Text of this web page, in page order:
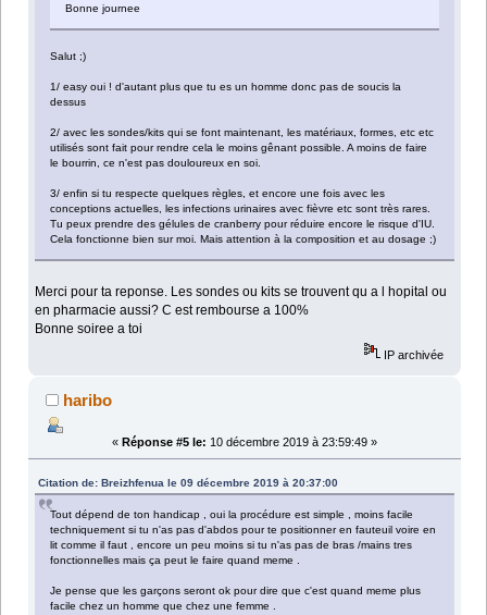
Bonne journee
Salut ;)
1/ easy oui ! d'autant plus que tu es un homme donc pas de soucis la
dessus
2/ avec les sondes/kits qui se font maintenant, les matériaux, formes, etc etc
utilisés sont fait pour rendre cela le moins gênant possible. A moins de faire
le bourrin, ce n'est pas douloureux en soi.
3/ enfin si tu respecte quelques règles, et encore une fois avec les
conceptions actuelles, les infections urinaires avec fièvre etc sont très rares.
Tu peux prendre des gélules de cranberry pour réduire encore le risque d'IU.
Cela fonctionne bien sur moi. Mais attention à la composition et au dosage ;)
Merci pour ta reponse. Les sondes ou kits se trouvent qu a l hopital ou
en pharmacie aussi? C est rembourse a 100%
Bonne soiree a toi
IP archivée
haribo
« Réponse #5 le: 10 décembre 2019 à 23:59:49 »
Citation de: Breizhfenua le 09 décembre 2019 à 20:37:00
Tout dépend de ton handicap , oui la procédure est simple , moins facile
techniquement si tu n'as pas d'abdos pour te positionner en fauteuil voire en
lit comme il faut , encore un peu moins si tu n'as pas de bras /mains tres
fonctionnelles mais ça peut le faire quand meme .
Je pense que les garçons seront ok pour dire que c'est quand meme plus
facile chez un homme que chez une femme .